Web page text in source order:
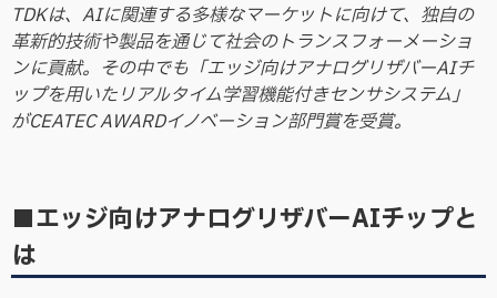
TDKは、AIに関連する多様なマーケットに向けて、独自の
革新的技術や製品を通じて社会のトランスフォーメーショ
ンに貢献。その中でも「エッジ向けアナログリザバーAIチ
ップを用いたリアルタイム学習機能付きセンサシステム」
がCEATEC AWARDイノベーション部門賞を受賞。
■エッジ向けアナログリザバーAIチップと
は